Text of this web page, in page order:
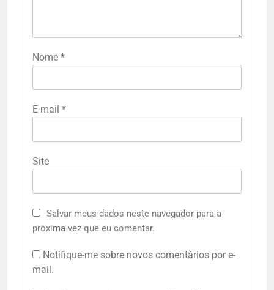
Nome *
E-mail *
Site
Salvar meus dados neste navegador para a
próxima vez que eu comentar.
Notifique-me sobre novos comentários por e-
mail.